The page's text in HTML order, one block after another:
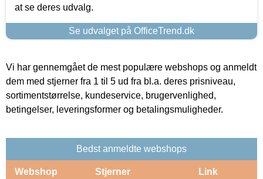
at se deres udvalg.
Se udvalget på OfficeTrend.dk
Vi har gennemgået de mest populære webshops og anmeldt
dem med stjerner fra 1 til 5 ud fra bl.a. deres prisniveau,
sortimentstørrelse, kundeservice, brugervenlighed,
betingelser, leveringsformer og betalingsmuligheder.
Bedst anmeldte webshops
Webshop Stjerner Link